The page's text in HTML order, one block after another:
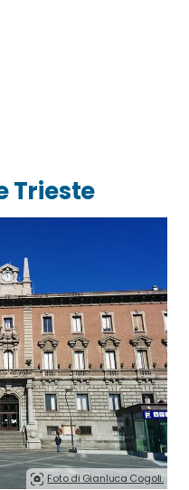
Trieste
Foto di Gianluca Cogoli.